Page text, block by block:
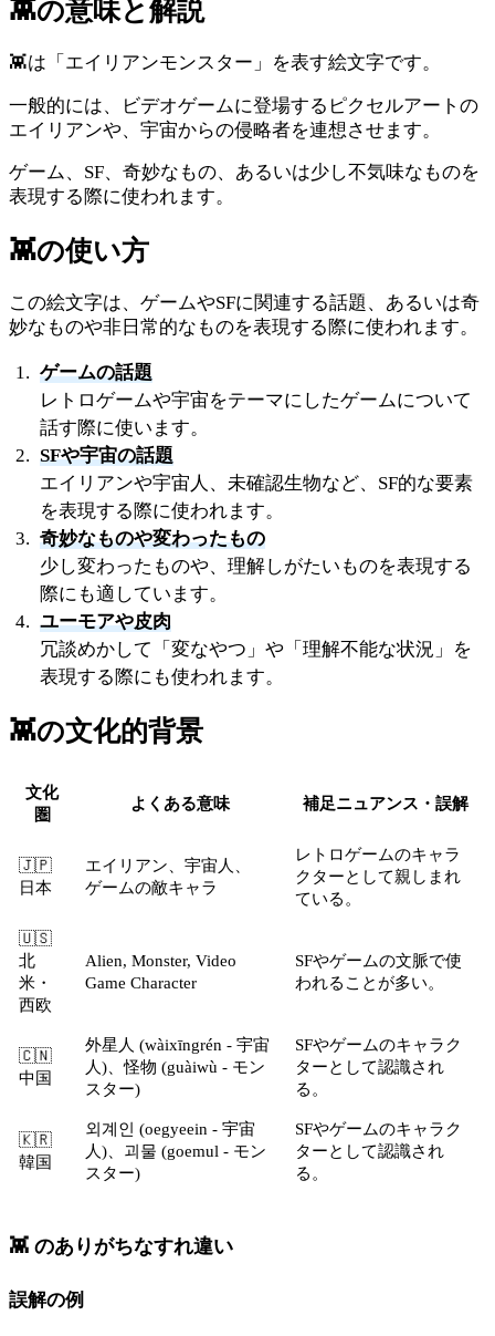
👾の意味と解説
👾は「エイリアンモンスター」を表す絵文字です。
一般的には、ビデオゲームに登場するピクセルアートの
エイリアンや、宇宙からの侵略者を連想させます。
ゲーム、SF、奇妙なもの、あるいは少し不気味なものを
表現する際に使われます。
👾の使い方
この絵文字は、ゲームやSFに関連する話題、あるいは奇
妙なものや非日常的なものを表現する際に使われます。
ゲームの話題
レトロゲームや宇宙をテーマにしたゲームについて
話す際に使います。
SFや宇宙の話題
エイリアンや宇宙人、未確認生物など、SF的な要素
を表現する際に使われます。
奇妙なものや変わったもの
少し変わったものや、理解しがたいものを表現する
際にも適しています。
ユーモアや皮肉
冗談めかして「変なやつ」や「理解不能な状況」を
表現する際にも使われます。
👾の文化的背景
文化
圏
よくある意味 補足ニュアンス・誤解
🇯🇵
日本
エイリアン、宇宙人、
ゲームの敵キャラ
レトロゲームのキャラ
クターとして親しまれ
ている。
🇺🇸
北
米・
西欧
Alien, Monster, Video
Game Character
SFやゲームの文脈で使
われることが多い。
🇨🇳
中国
外星人 (wàixīngrén - 宇宙
人)、怪物 (guàiwù - モン
スター)
SFやゲームのキャラク
ターとして認識され
る。
🇰🇷
韓国
외계인 (oegyeein - 宇宙
人)、괴물 (goemul - モン
スター)
SFやゲームのキャラク
ターとして認識され
る。
👾 のありがちなすれ違い
誤解の例